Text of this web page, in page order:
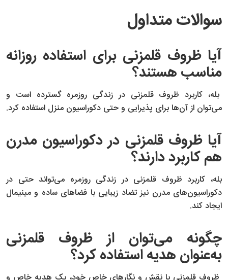
سوالات متداول
آیا ظروف قلمزنی برای استفاده روزانه
مناسب هستند؟
بله، کاربرد ظروف قلمزنی در زندگی روزمره گسترده است و
می‌توان از آن‌ها برای پذیرایی و حتی دکوراسیون منزل استفاده کرد.
آیا ظروف قلمزنی در دکوراسیون مدرن
هم کاربرد دارند؟
بله، کاربرد ظروف قلمزنی در زندگی روزمره می‌تواند حتی در
دکوراسیون‌های مدرن نیز تضاد زیبایی با فضاهای ساده و مینیمال
ایجاد کند.
چگونه می‌توان از ظروف قلمزنی
به‌عنوان هدیه استفاده کرد؟